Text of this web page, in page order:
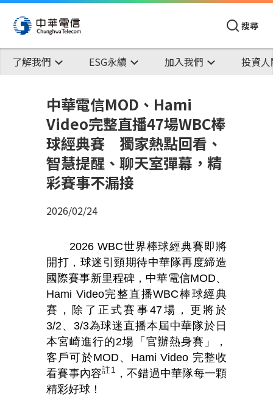
搜尋
了解我們 ESG永續 加入我們 投資
中華電信MOD、Hami
Video完整直播47場WBC棒
球經典賽 獨家熱點回看、
智慧提醒、聊天室彈幕，精
彩賽事不漏接
2026/02/24
2026 WBC世界棒球經典賽即將
開打，球迷引頸期待中華隊再度締造
國際賽事新里程碑，中華電信MOD、
Hami Video完整直播WBC棒球經典
賽，除了正式賽事47場，更將於
3/2、 3/3為球迷直播本屆中華隊於日
本宮崎進行的2場「官辦熱身賽」，
客戶可於MOD、 Hami Video 完整收
看賽事內容註 1 ，不錯過中華隊每一顆
精彩好球！